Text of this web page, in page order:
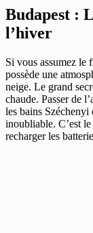
Budapest :
l’hiver
Si vous assumez le
possède une
neige. Le grand
chaude. Passer de
les bains Széchenyi
inoubliable. C’est
recharger les